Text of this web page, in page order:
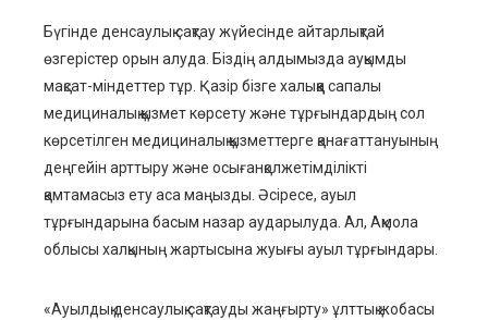
Бүгінде денсаулық сақтау жүйесінде айтарлықтай
өзгерістер орын алуда. Біздіңалдымызда ауқымды
мақсат-міндеттер тұр. Қазір бізге халыққа сапалы
медициналық қызмет көрсету және тұрғындардың сол
көрсетілген медициналық қызметтерге қанағаттануының
деңгейін арттыру және осығанқолжетімділікті
қамтамасыз ету аса маңызды. Әсіресе, ауыл
тұрғындарына басым назар аударылуда. Ал, Ақмола
облысы халқының жартысына жуығы ауыл тұрғындары.
«Ауылдық денсаулық сақтауды жаңғырту» ұлттық жобасы